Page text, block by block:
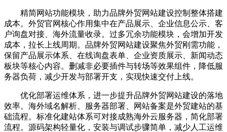
精简网站功能模块，助力品牌外贸网站建设控制整体搭建
成本。外贸官网核心作用集中在产品展示、企业信息公示、客
户询盘对接、海外流量收录。过多冗余功能模块，会增加开发
成本，拉长上线周期。品牌外贸网站建设聚焦外贸刚需功能，
保留产品展示体系、在线询盘表单、企业资质展示、新闻动态
板块等核心内容。删减非必要插件与转场等效果组件，降低服
务器负荷，减少开发与部署开支，实现快速交付上线。
优化部署运维体系，进一步提升品牌外贸网站建设的落地
效率。海外域名解析、服务器部署、网站备案是外贸建站的基
础流程。标准化建站体系可对接成熟海外云服务器，简化部署
流程。源码架构轻量化，安装与调试步骤简单，减少人工运维